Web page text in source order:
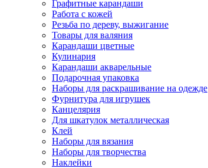
Графитные карандаши
Работа с кожей
Резьба по дереву, выжигание
Товары для валяния
Карандаши цветные
Кулинария
Карандаши акварельные
Подарочная упаковка
Наборы для раскрашивание на одежде
Фурнитура для игрушек
Канцелярия
Для шкатулок металлическая
Клей
Наборы для вязания
Наборы для творчества
Наклейки